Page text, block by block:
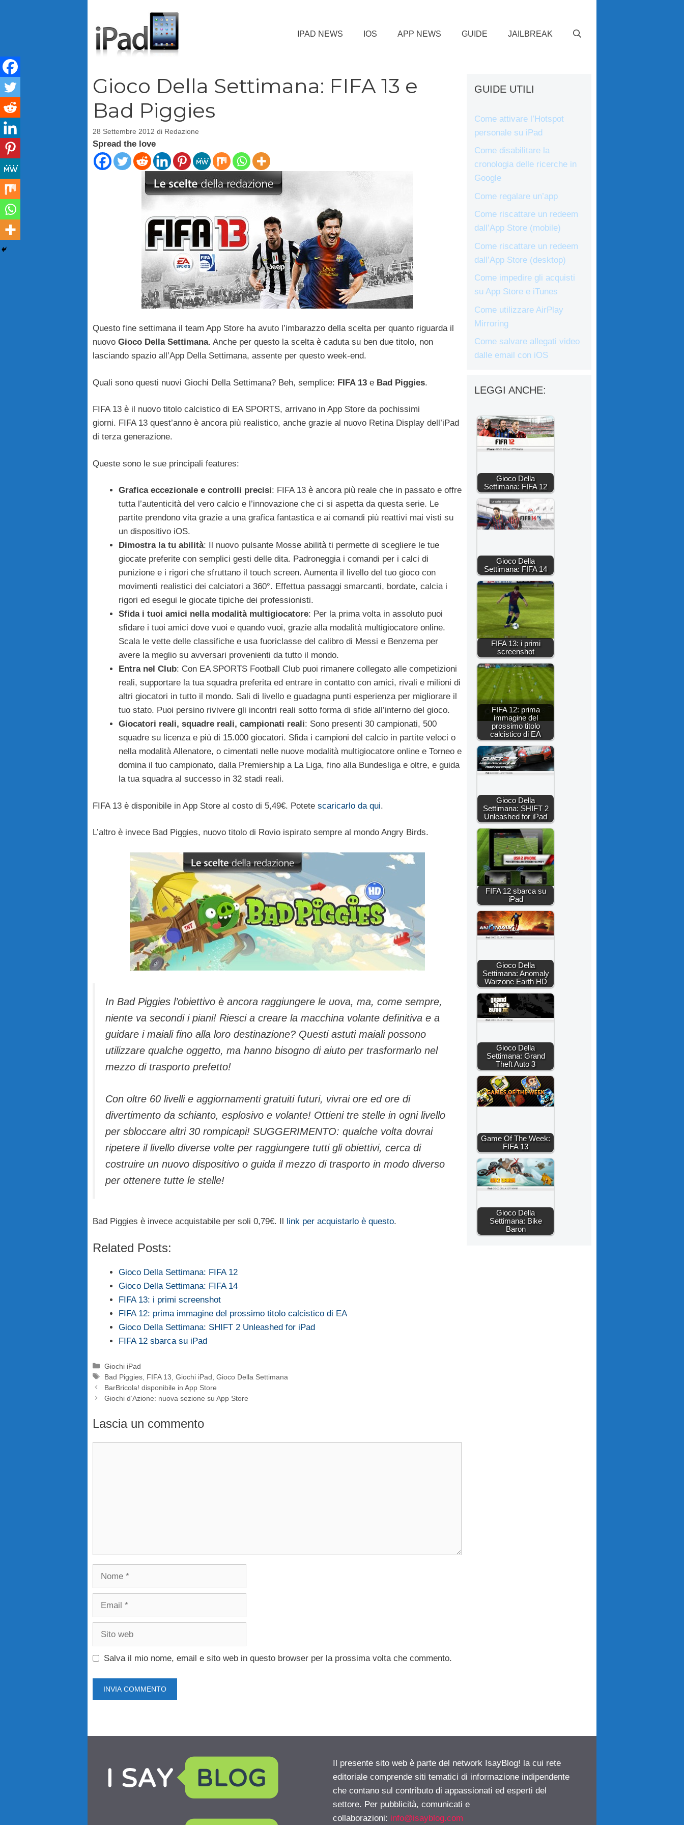
IPAD NEWS IOS APP NEWS GUIDE JAILBREAK
Gioco Della Settimana: FIFA 13 e
Bad Piggies
28 Settembre 2012 di Redazione
Spread the love
Questo fine settimana il team App Store ha avuto l’imbarazzo della scelta per quanto riguarda il
nuovo Gioco Della Settimana. Anche per questo la scelta è caduta su ben due titolo, non
lasciando spazio all’App Della Settimana, assente per questo week-end.
Quali sono questi nuovi Giochi Della Settimana? Beh, semplice: FIFA 13 e Bad Piggies.
FIFA 13 è il nuovo titolo calcistico di EA SPORTS, arrivano in App Store da pochissimi
giorni. FIFA 13 quest’anno è ancora più realistico, anche grazie al nuovo Retina Display dell’iPad
di terza generazione.
Queste sono le sue principali features:
Grafica eccezionale e controlli precisi: FIFA 13 è ancora più reale che in passato e offre
tutta l’autenticità del vero calcio e l’innovazione che ci si aspetta da questa serie. Le
partite prendono vita grazie a una grafica fantastica e ai comandi più reattivi mai visti su
un dispositivo iOS.
Dimostra la tu abilità: Il nuovo pulsante Mosse abilità ti permette di scegliere le tue
giocate preferite con semplici gesti delle dita. Padroneggia i comandi per i calci di
punizione e i rigori che sfruttano il touch screen. Aumenta il livello del tuo gioco con
movimenti realistici dei calciatori a 360°. Effettua passaggi smarcanti, bordate, calcia i
rigori ed esegui le giocate tipiche dei professionisti.
Sfida i tuoi amici nella modalità multigiocatore: Per la prima volta in assoluto puoi
sfidare i tuoi amici dove vuoi e quando vuoi, grazie alla modalità multigiocatore online.
Scala le vette delle classifiche e usa fuoriclasse del calibro di Messi e Benzema per
avere la meglio su avversari provenienti da tutto il mondo.
Entra nel Club: Con EA SPORTS Football Club puoi rimanere collegato alle competizioni
reali, supportare la tua squadra preferita ed entrare in contatto con amici, rivali e milioni di
altri giocatori in tutto il mondo. Sali di livello e guadagna punti esperienza per migliorare il
tuo stato. Puoi persino rivivere gli incontri reali sotto forma di sfide all’interno del gioco.
Giocatori reali, squadre reali, campionati reali: Sono presenti 30 campionati, 500
squadre su licenza e più di 15.000 giocatori. Sfida i campioni del calcio in partite veloci o
nella modalità Allenatore, o cimentati nelle nuove modalità multigiocatore online e Torneo e
domina il tuo campionato, dalla Premiership a La Liga, fino alla Bundesliga e oltre, e guida
la tua squadra al successo in 32 stadi reali.
FIFA 13 è disponibile in App Store al costo di 5,49€. Potete scaricarlo da qui.
L’altro è invece Bad Piggies, nuovo titolo di Rovio ispirato sempre al mondo Angry Birds.
In Bad Piggies l’obiettivo è ancora raggiungere le uova, ma, come sempre,
niente va secondi i piani! Riesci a creare la macchina volante definitiva e a
guidare i maiali fino alla loro destinazione? Questi astuti maiali possono
utilizzare qualche oggetto, ma hanno bisogno di aiuto per trasformarlo nel
mezzo di trasporto prefetto!
Con oltre 60 livelli e aggiornamenti gratuiti futuri, vivrai ore ed ore di
divertimento da schianto, esplosivo e volante! Ottieni tre stelle in ogni livello
per sbloccare altri 30 rompicapi! SUGGERIMENTO: qualche volta dovrai
ripetere il livello diverse volte per raggiungere tutti gli obiettivi, cerca di
costruire un nuovo dispositivo o guida il mezzo di trasporto in modo diverso
per ottenere tutte le stelle!
Bad Piggies è invece acquistabile per soli 0,79€. Il link per acquistarlo è questo.
Related Posts:
Gioco Della Settimana: FIFA 12
Gioco Della Settimana: FIFA 14
FIFA 13: i primi screenshot
FIFA 12: prima immagine del prossimo titolo calcistico di EA
Gioco Della Settimana: SHIFT 2 Unleashed for iPad
FIFA 12 sbarca su iPad
Categorie
Giochi iPad
Tag
Bad Piggies FIFA 13 ,Giochi iPad ,Gioco Della Settimana
BarBricola! disponibile in App Store
Giochi d’Azione: nuova sezione su App Store
Lascia un commento
Nome
Email
Sito
Salva il mio nome, email e sito web in questo browser per la prossima volta che commento.
GUIDE UTILI
Come attivare l’Hotspot
personale su iPad
Come disabilitare la
cronologia delle ricerche in
Google
Come regalare un’app
Come riscattare un redeem
dall’App Store (mobile)
Come riscattare un redeem
dall’App Store (desktop)
Come impedire gli acquisti
su App Store e iTunes
Come utilizzare AirPlay
Mirroring
Come salvare allegati video
dalle email con iOS
LEGGI ANCHE:
Gioco Della
Settimana: FIFA 12
Gioco Della
Settimana: FIFA 14
FIFA 13: i primi
screenshot
FIFA 12: prima
immagine del
prossimo titolo
calcistico di EA
Gioco Della
Settimana: SHIFT 2
Unleashed for iPad
FIFA 12 sbarca su
iPad
Gioco Della
Settimana: Anomaly
Warzone Earth HD
Gioco Della
Settimana: Grand
Theft Auto 3
Game Of The Week:
FIFA 13
Gioco Della
Settimana: Bike
Baron
Il presente sito web è parte del network IsayBlog! la cui rete
editoriale comprende siti tematici di informazione indipendente
che contano sul contributo di appassionati ed esperti del
settore. Per pubblicità, comunicati e
collaborazioni: info@isayblog.com